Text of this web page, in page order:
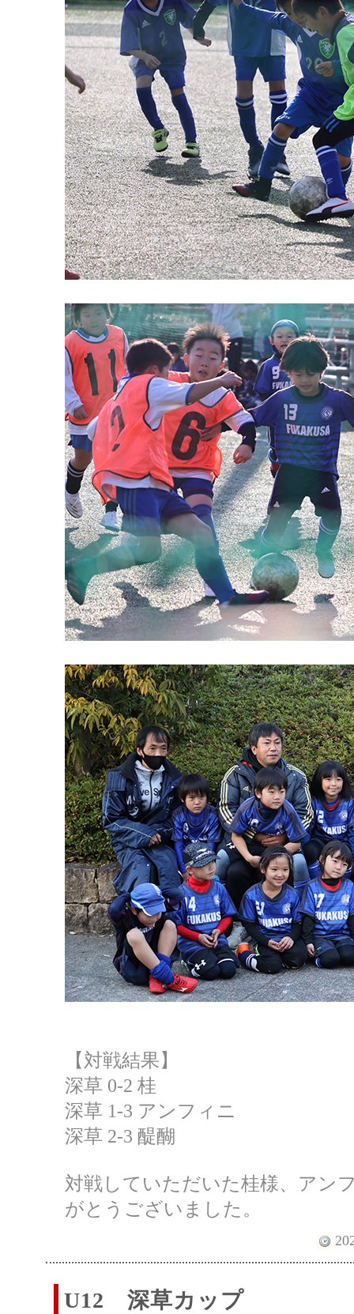
【対戦結果】
深草 0-2 桂
深草 1-3 アンフィニ
深草 2-3 醍醐
対戦していただいた桂様、アン
がとうございました。
U12 深草カップ